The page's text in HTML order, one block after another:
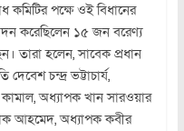
কমিটির পক্ষে ওই বিধানের
করেছিলেন ১৫ জন বরেণ্য
তারা হলেন, সাবেক প্রধান
চন্দ্র ভট্টাচার্য,
অধ্যাপক খান সারওয়ার
আহমেদ, অধ্যাপক কবীর